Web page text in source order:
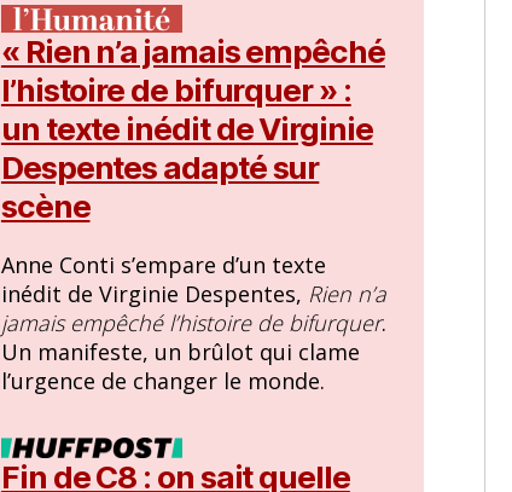
« Rien n’a jamais empêché
l’histoire de bifurquer » :
un texte inédit de Virginie
Despentes adapté sur
scène
Anne Conti s’empare d’un texte
inédit de Virginie Despentes, Rien n’a
jamais empêché l’histoire de bifurquer.
Un manifeste, un brûlot qui clame
l’urgence de changer le monde.
Fin de C8 : on sait quelle